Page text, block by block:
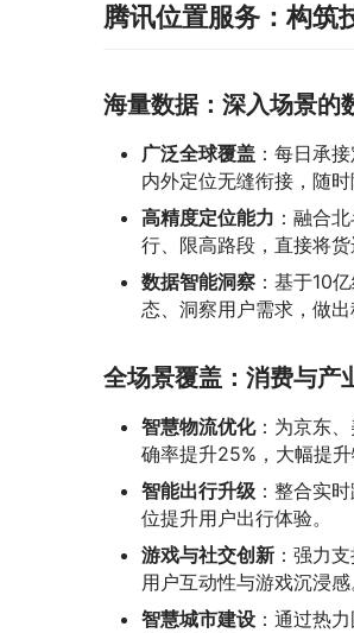
腾讯位置服务：构筑
海量数据：深入场景的
广泛全球覆盖 ：每日承
内外定位无缝衔接，随
高精度定位能力 ：融合
行、限高路段，直接将
数据智能洞察 ：基于10
态、洞察用户需求，做出
全场景覆盖：消费与产
智慧物流优化：为京东
确率提升25%，大幅提
智能出行升级 ：整合实
位提升用户出行体验。
游戏与社交创新 ：强力
用户互动性与游戏沉浸感
智慧城市建设 ：通过热